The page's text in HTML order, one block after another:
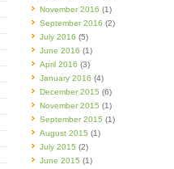
November 2016 (1)
September 2016 (2)
July 2016 (5)
June 2016 (1)
April 2016 (3)
January 2016 (4)
December 2015 (6)
November 2015 (1)
September 2015 (1)
August 2015 (1)
July 2015 (2)
June 2015 (1)